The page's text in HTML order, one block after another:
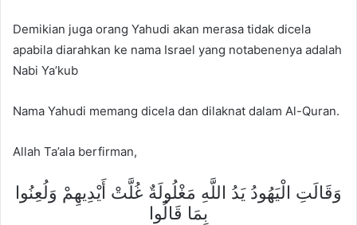
Demikian juga orang Yahudi akan merasa tidak dicela
apabila diarahkan ke nama Israel yang notabenenya adalah
Nabi Ya’kub
Nama Yahudi memang dicela dan dilaknat dalam Al-Quran.
Allah Ta’ala berfirman,
وَقَالَتِ الْيَهُودُ يَدُ اللَّهِ مَغْلُولَةٌ غُلَّتْ أَيْدِيهِمْ وَلُعِنُوا
بِمَا قَالُوا